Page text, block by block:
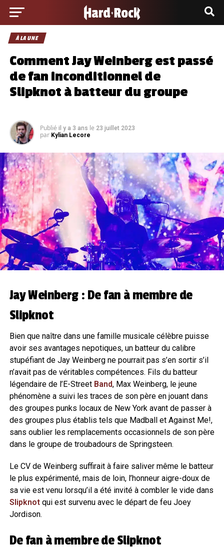
À LA UNE
Comment Jay Weinberg est passé
de fan inconditionnel de
Slipknot à batteur du groupe
Publié il y a 3 ans le 23 juillet 2023
par Kylian Lecore
Jay Weinberg : De fan à membre de
Slipknot
Bien que naître dans une famille musicale célèbre puisse
avoir ses avantages nepotiques, un batteur du calibre
stupéfiant de Jay Weinberg ne pourrait pas s’en sortir s’il
n’avait pas de véritables compétences. Fils du batteur
légendaire de l’E-Street Band, Max Weinberg, le jeune
phénomène a suivi les traces de son père en jouant dans
des groupes punks locaux de New York avant de passer à
des groupes plus établis tels que Madball et Against Me!,
sans oublier les remplacements occasionnels de son père
dans le groupe de troubadours de Springsteen.
Le CV de Weinberg suffirait à faire saliver même le batteur
le plus expérimenté, mais de loin, l’honneur aigre-doux de
sa vie est venu lorsqu’il a été invité à combler le vide dans
Slipknotqui est survenu avec le départ de feu Joey
Jordison.
De fan à membre de Slipknot